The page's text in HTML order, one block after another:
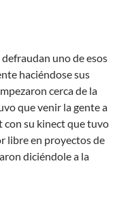
uno de esos
haciéndose sus
cerca de la
que venir la gente a
su kinect que tuvo
libre en proyectos de
diciéndole a la